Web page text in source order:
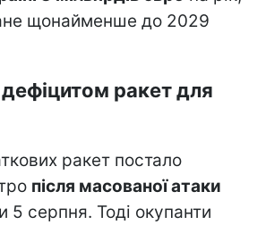
щонайменше до 2029
дефіцитом ракет для
ракет постало
після масованої атаки
5 серпня. Тоді окупанти